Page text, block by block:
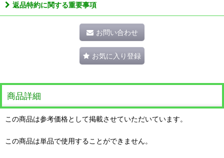
返品特約に関する重要事項
お問い合わせ
お気に入り登録
商品詳細
この商品は参考価格として掲載させていただいています。
この商品は単品で使用することができません。